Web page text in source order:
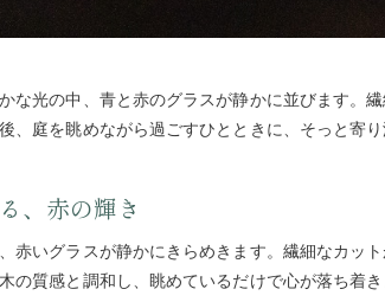
な光の中、青と赤のグラスが静かに並びます。
、庭を眺めながら過ごすひとときに、そっと寄
、赤の輝き
赤いグラスが静かにきらめきます。繊細なカッ
の質感と調和し、眺めているだけで心が落ち着き